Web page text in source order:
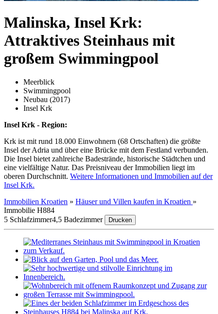
Malinska, Insel Krk:
Attraktives Steinhaus mit
großem Swimmingpool
Meerblick
Swimmingpool
Neubau (2017)
Insel Krk
Insel Krk - Region:
Krk ist mit rund 18.000 Einwohnern (68 Ortschaften) die größte
Insel der Adria und über eine Brücke mit dem Festland verbunden.
Die Insel bietet zahlreiche Badestrände, historische Städtchen und
eine vielfältige Natur. Das Preisniveau der Immobilien liegt im
oberen Durchschnitt. Weitere Informationen und Immobilien auf der
Insel Krk.
Immobilien Kroatien » Häuser und Villen kaufen in Kroatien »
Immobilie H884
5 Schlafzimmer4,5 Badezimmer Drucken